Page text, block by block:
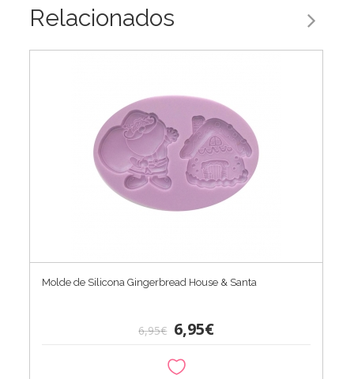
Relacionados
Molde de Silicona Gingerbread House & Santa
6,95€ 6,95€